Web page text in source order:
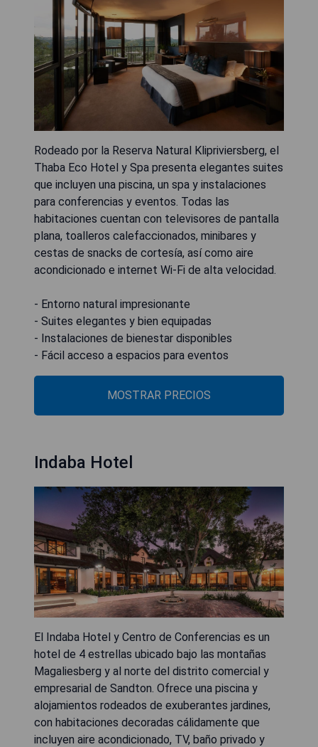
Rodeado por la Reserva Natural Klipriviersberg, el
Thaba Eco Hotel y Spa presenta elegantes suites
que incluyen una piscina, un spa y instalaciones
para conferencias y eventos. Todas las
habitaciones cuentan con televisores de pantalla
plana, toalleros calefaccionados, minibares y
cestas de snacks de cortesía, así como aire
acondicionado e internet Wi-Fi de alta velocidad.
- Entorno natural impresionante
- Suites elegantes y bien equipadas
- Instalaciones de bienestar disponibles
- Fácil acceso a espacios para eventos
MOSTRAR PRECIOS
Indaba Hotel
El Indaba Hotel y Centro de Conferencias es un
hotel de 4 estrellas ubicado bajo las montañas
Magaliesberg y al norte del distrito comercial y
empresarial de Sandton. Ofrece una piscina y
alojamientos rodeados de exuberantes jardines,
con habitaciones decoradas cálidamente que
incluyen aire acondicionado, TV, baño privado y